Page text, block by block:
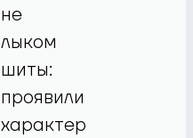
не
лыком
шиты:
проявили
характер